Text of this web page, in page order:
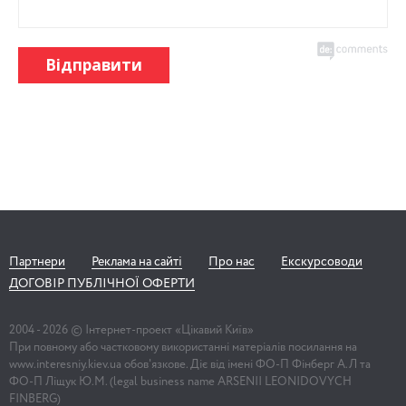
Відправити
Партнери Реклама на сайті Про нас
Екскурсоводи
ДОГОВІР ПУБЛІЧНОЇ ОФЕРТИ
2004 - 2026 © Інтернет-проект «Цікавий Київ»
При повному або частковому використанні матеріалів посилання на
www.interesniy.kiev.ua обов'язкове. Діє від імені ФО-П Фінберг А.Л та
ФО-П Ліщук Ю.М. (legal business name ARSENII LEONIDOVYCH
FINBERG)